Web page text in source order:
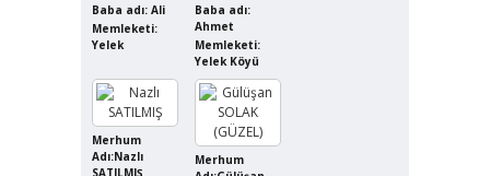
Baba adı: Ali
Memleketi:
Yelek
Baba adı:
Ahmet
Memleketi:
Yelek Köyü
Merhum
Adı:Nazlı
SATILMIŞ
Merhum